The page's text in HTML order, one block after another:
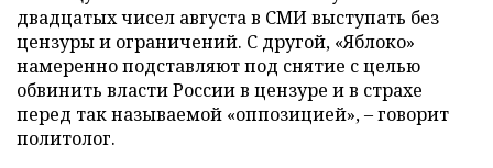
двадцатых чисел августа в СМИ выступать без
цензуры и ограничений. С другой, «Яблоко»
намеренно подставляют под снятие с целью
обвинить власти России в цензуре и в страхе
перед так называемой «оппозицией», – говорит
политолог.